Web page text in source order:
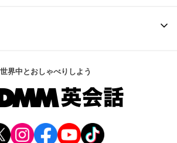
世界中とおしゃべりしよう